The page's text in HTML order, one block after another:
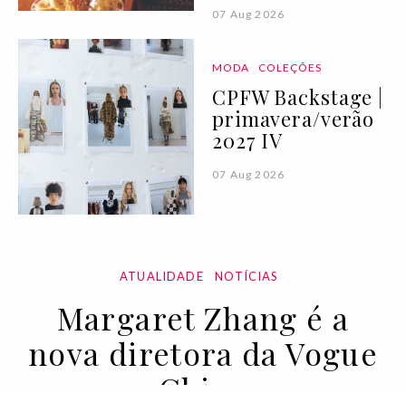
07 Aug 2026
MODA COLEÇÕES
CPFW Backstage |
primavera/verão
2027 IV
07 Aug 2026
ATUALIDADE NOTÍCIAS
Margaret Zhang é a
nova diretora da Vogue